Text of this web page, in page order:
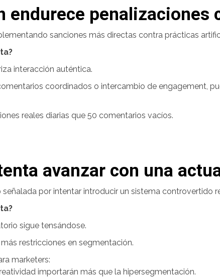
endurece penalizaciones
sanciones más directas contra prácticas
interacción auténtica.
coordinados o intercambio de engagement,
reales diarias que 50 comentarios vacíos.
avanzar con una
señalada por intentar introducir un sistema controvertido
sigue tensándose.
restricciones en segmentación.
marketers:
importarán más que la hipersegmentación.